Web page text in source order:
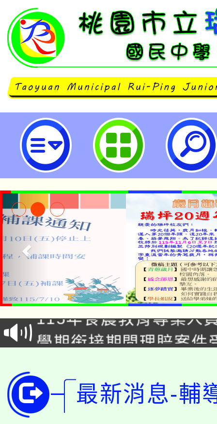
115學年度國中藝術才能美術班鑑
瑞坪國民中學
淨零綠生活教案入校路
會
115年食農教育專業人
程
學期銜接期間理賠案件
版
公告本校115學年度第
代理(課)教師甄選結果(
「2026金融保險知識
最新消息-輔